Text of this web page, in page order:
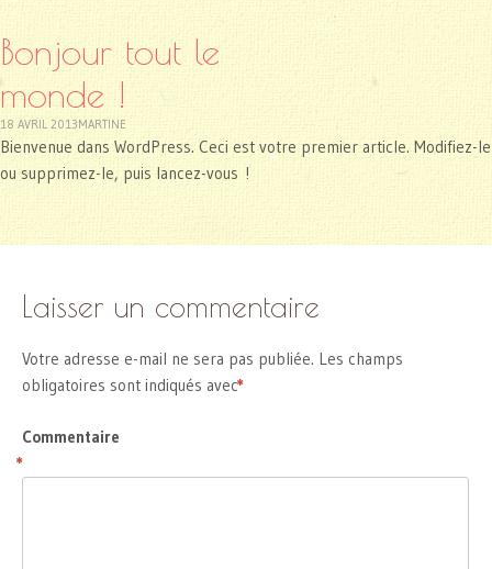
Bonjour tout le
monde !
18 AVRIL 2013MARTINE
Bienvenue dans WordPress. Ceci est votre premier article. Modifiez-le
ou supprimez-le, puis lancez-vous !
Laisser un commentaire
Votre adresse e-mail ne sera pas publiée. Les champs
obligatoires sont indiqués avec
*
Commentaire
*